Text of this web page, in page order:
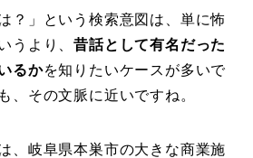
？」という検索意図は、単に怖
うより、昔話として有名だった
るかを知りたいケースが多いで
、その文脈に近いですね。
、岐阜県本巣市の大きな商業施